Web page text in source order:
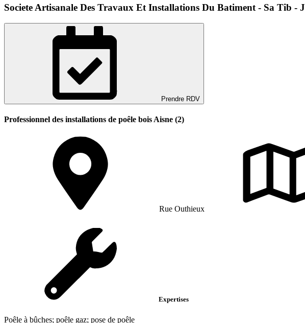
Societe Artisanale Des Travaux Et Installations Du Batiment - Sa Tib -
Prendre RDV
Professionnel des installations de poêle bois Aisne (2)
Rue Outhieux
Expertises
Poêle à bûches; poêle gaz; pose de poêle